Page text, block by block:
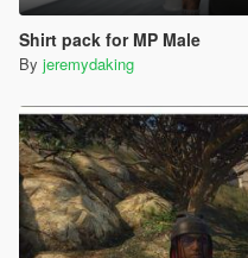
Shirt pack for MP Male
By jeremydaking